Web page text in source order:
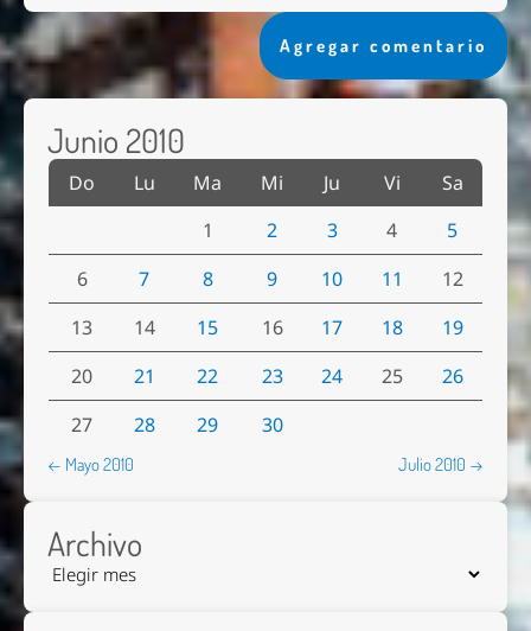
Agregar comentario
Junio 2010
Do Lu Ma Mi Ju Vi
Sa
1
2 3 4
5
6
7 8 9 10 11
12
13
14 15 16 17 18
19
20
21 22 23 24 25
26
27
28 29 30
← Mayo 2010 Julio 2010 →
Archivo